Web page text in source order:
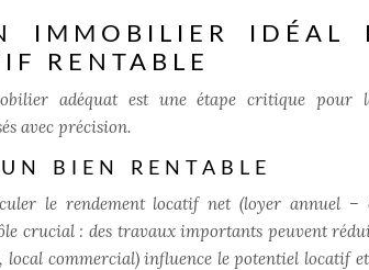
IMMOBILIER IDÉAL
RENTABLE
adéquat est une étape critique pour
avec précision.
BIEN RENTABLE
le rendement locatif net (loyer annuel
crucial : des travaux importants peuvent
commercial) influence le potentiel locatif